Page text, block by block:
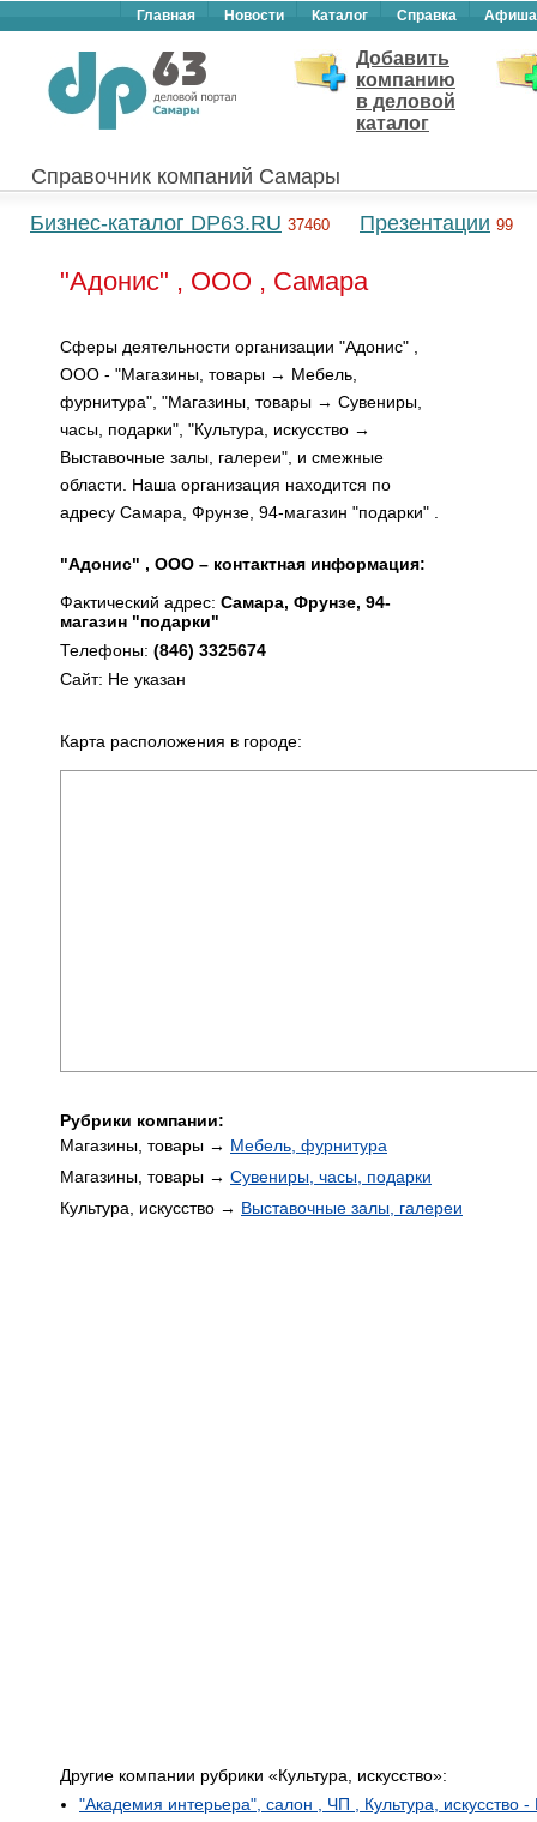
Главная Новости Каталог Справка Афиша
Добавить
компанию
в деловой
каталог
Справочник компаний Самары
Бизнес-каталог DP63.RU 37460 Презентации 99
"Адонис" , ООО , Самара
Сферы деятельности организации "Адонис" ,
ООО - "Магазины, товары → Мебель,
фурнитура", "Магазины, товары → Сувениры,
часы, подарки", "Культура, искусство →
Выставочные залы, галереи", и смежные
области. Наша организация находится по
адресу Самара, Фрунзе, 94-магазин "подарки" .
"Адонис" , ООО – контактная информация:
Фактический адрес: Самара, Фрунзе, 94-
магазин "подарки"
Телефоны: (846) 3325674
Сайт: Не указан
Карта расположения в городе:
Рубрики компании:
Магазины, товары → Мебель, фурнитура
Магазины, товары → Сувениры, часы, подарки
Культура, искусство → Выставочные залы, галереи
Другие компании рубрики «Культура, искусство»:
"Академия интерьера", салон , ЧП , Культура, искусство